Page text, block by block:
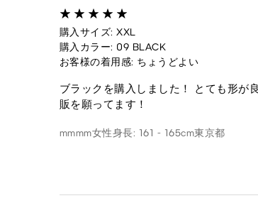
購入サイズ: XXL
購入カラー: 09 BLACK
お客様の着用感: ちょうどよい
ブラックを購入しました！ とても形が
販を願ってます！
mmmm女性身長: 161 - 165cm東京都